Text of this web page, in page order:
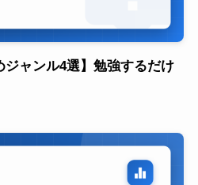
ャンル4選】勉強するだけ